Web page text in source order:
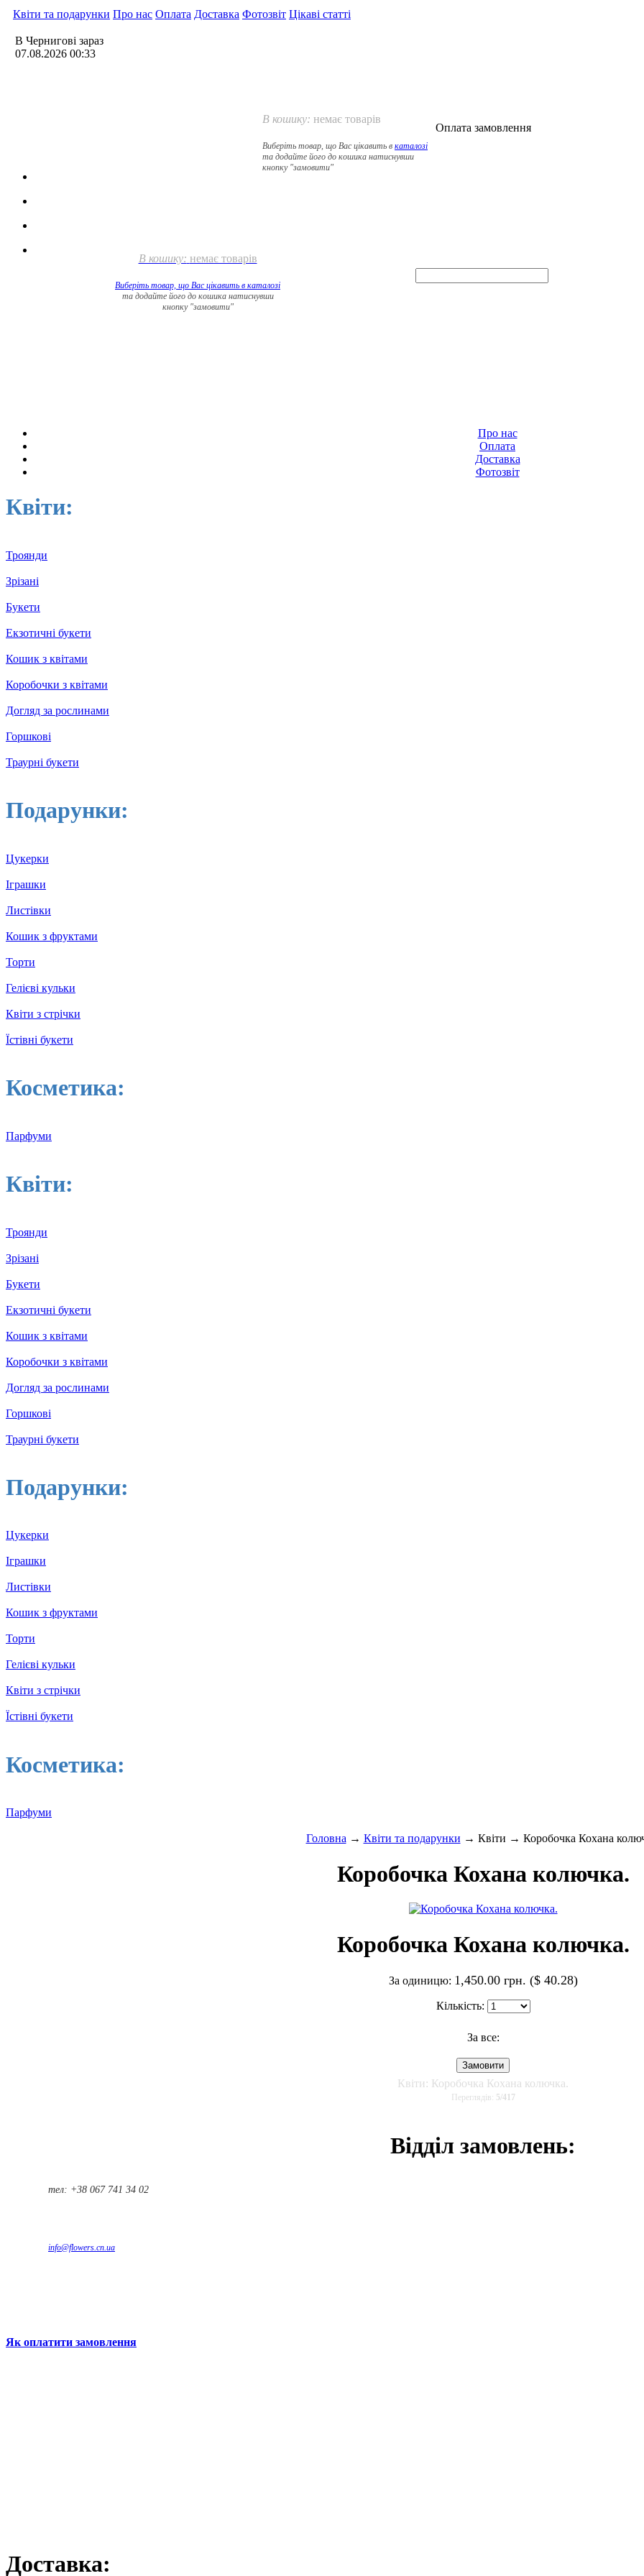
Квіти та подарунки Про нас Оплата Доставка Фотозвіт Цікаві статті
В Чернигові зараз
07.08.2026 00:33
В кошику: немає товарів
Виберіть товар, що Вас цікавить в каталозі
та додайте його до кошика натиснувши
кнопку "замовити"
Оплата замовлення
В кошику: немає товарів
Виберіть товар, що Вас цікавить в каталозі
та додайте його до кошика натиснувши
кнопку "замовити"
Про нас
Оплата
Доставка
Фотозвіт
Квіти:
Троянди
Зрізані
Букети
Екзотичні букети
Кошик з квітами
Коробочки з квітами
Догляд за рослинами
Горшкові
Траурні букети
Подарунки:
Цукерки
Іграшки
Листівки
Кошик з фруктами
Торти
Гелієві кульки
Квіти з стрічки
Їстівні букети
Косметика:
Парфуми
Квіти:
Троянди
Зрізані
Букети
Екзотичні букети
Кошик з квітами
Коробочки з квітами
Догляд за рослинами
Горшкові
Траурні букети
Подарунки:
Цукерки
Іграшки
Листівки
Кошик з фруктами
Торти
Гелієві кульки
Квіти з стрічки
Їстівні букети
Косметика:
Парфуми
Головна → Квіти та подарунки → Квіти → Коробочка Кохана
Коробочка Кохана колючка.
Коробочка Кохана колючка.
За одиницю: 1,450.00 грн. ($ 40.28)
Кількість:
За все:
Квіти: Коробочка Кохана колючка.
Переглядів: 5/417
Відділ замовлень:
тел: +38 067 741 34 02
info@flowers.cn.ua
Як оплатити замовлення
Доставка: